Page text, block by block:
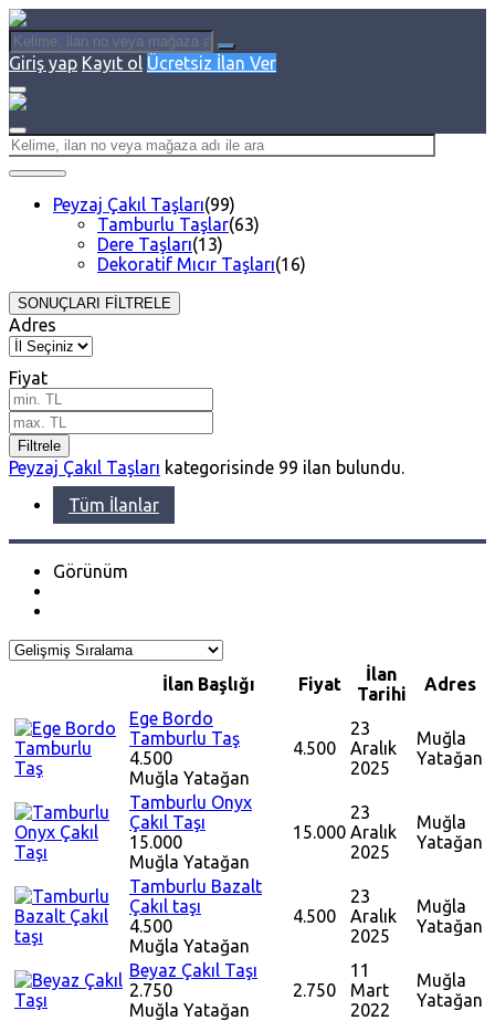
Giriş yap Kayıt ol Ücretsiz İlan Ver
Peyzaj Çakıl Taşları(99)
Tamburlu Taşlar(63)
Dere Taşları(13)
Dekoratif Mıcır Taşları(16)
SONUÇLARI FİLTRELE
Adres
Fiyat
Filtrele
Peyzaj Çakıl Taşları kategorisinde 99 ilan bulundu.
Tüm İlanlar
Görünüm
İlan Başlığı Fiyat
İlan
Tarihi
Adres
Ege Bordo
Tamburlu Taş
4.500
Muğla Yatağan
4.500
23
Aralık
2025
Muğla
Yatağan
Tamburlu Onyx
Çakıl Taşı
15.000
Muğla Yatağan
15.000
23
Aralık
2025
Muğla
Yatağan
Tamburlu Bazalt
Çakıl taşı
4.500
Muğla Yatağan
4.500
23
Aralık
2025
Muğla
Yatağan
Beyaz Çakıl Taşı
2.750
Muğla Yatağan
2.750
11
Mart
2022
Muğla
Yatağan